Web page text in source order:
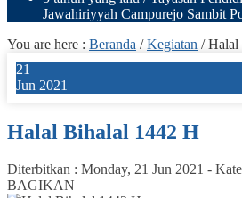
Jawahiriyyah Campurejo Sambit
You are here : Beranda /Kegiatan /Halal
21
Jun 2021
Halal Bihalal 1442 H
Diterbitkan : Monday, 21 Jun 2021 -
BAGIKAN